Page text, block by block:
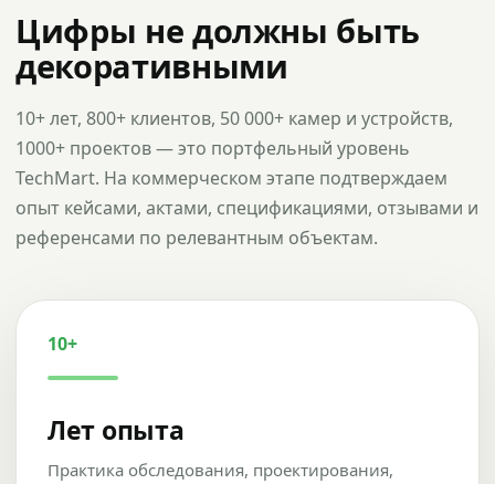
Цифры не должны быть
декоративными
10+ лет, 800+ клиентов, 50 000+ камер и устройств,
1000+ проектов — это портфельный уровень
TechMart. На коммерческом этапе подтверждаем
опыт кейсами, актами, спецификациями, отзывами и
референсами по релевантным объектам.
10+
Лет опыта
Практика обследования, проектирования,